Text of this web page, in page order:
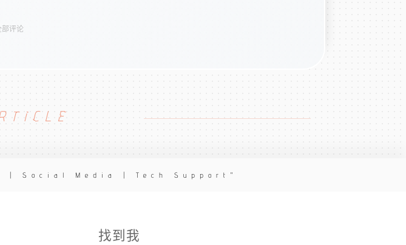
部评论
| Social Media | Tech Support
找到我